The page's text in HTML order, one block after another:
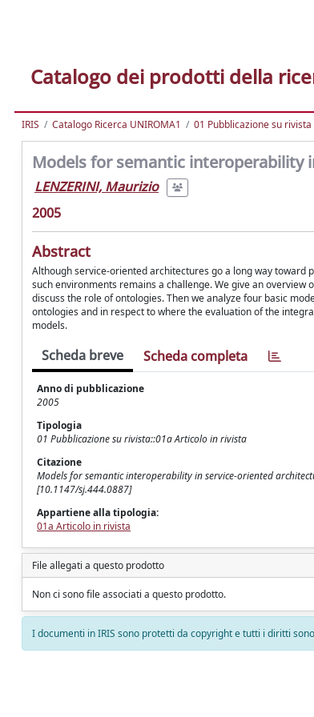
Catalogo dei prodotti della
IRIS Catalogo Ricerca UNIROMA1 01 Pubblicazione su rivista
Models for semantic interoperability
LENZERINI, Maurizio
2005
Abstract
Although service-oriented architectures go a long way
such environments remains a challenge. We give an
discuss the role of ontologies. Then we analyze four basic
ontologies and in respect to where the evaluation of the
models.
Scheda breve Scheda completa
Anno di pubblicazione
2005
Tipologia
01 Pubblicazione su rivista::01a Articolo in rivista
Citazione
Models for semantic interoperability in service-oriented
[10.1147/sj.444.0887]
Appartiene alla tipologia:
01a Articolo in rivista
File allegati a questo prodotto
Non ci sono file associati a questo prodotto.
I documenti in IRIS sono protetti da copyright e tutti i diritti